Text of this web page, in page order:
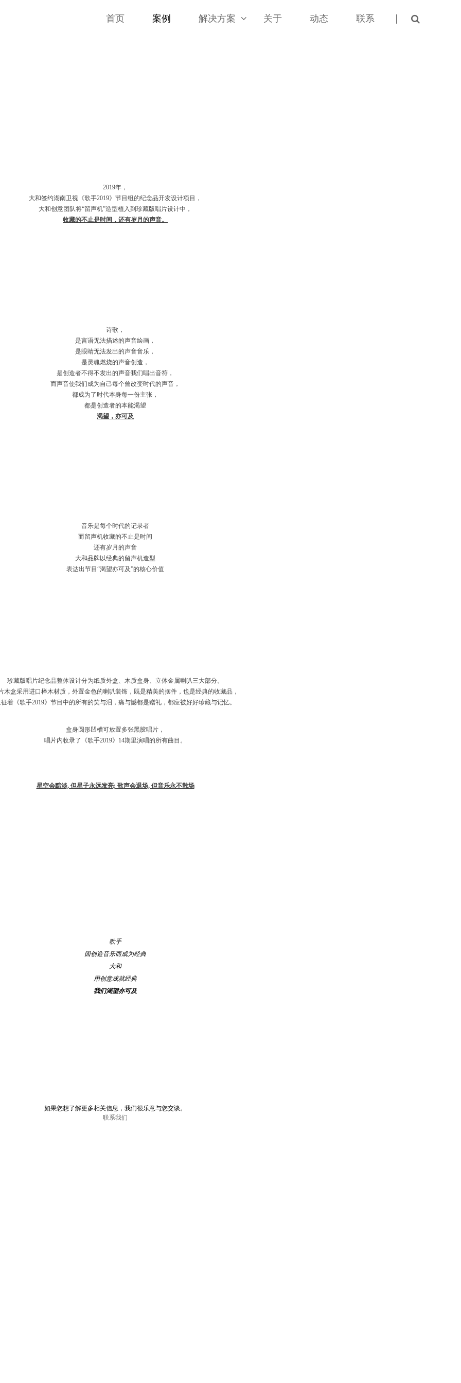
首页 案例 解决方案 关于 动态 联系
2019年，
大和签约湖南卫视《歌手2019》节目组的纪念品开发设计项目，
大和创意团队将“留声机”造型植入到珍藏版唱片设计中，
收藏的不止是时间，还有岁月的声音。
诗歌，
是言语无法描述的声音绘画，
是眼睛无法发出的声音音乐，
是灵魂燃烧的声音创造，
是创造者不得不发出的声音我们唱出音符，
而声音使我们成为自己每个曾改变时代的声音，
都成为了时代本身每一份主张，
都是创造者的本能渴望
渴望，亦可及
音乐是每个时代的记录者
而留声机收藏的不止是时间
还有岁月的声音
大和品牌以经典的留声机造型
表达出节目“渴望亦可及”的核心价值
珍藏版唱片纪念品整体设计分为纸质外盒、木质盒身、立体金属喇叭三大部分。
木盒采用进口榉木材质，外置金色的喇叭装饰，既是精美的摆件，也是经典的收藏品，
着《歌手2019》节目中的所有的笑与泪，痛与憾都是赠礼，都应被好好珍藏与记忆。
盒身圆形凹槽可放置多张黑胶唱片，
唱片内收录了《歌手2019》14期里演唱的所有曲目。
星空会黯淡, 但星子永远发亮; 歌声会退场, 但音乐永不散场
歌手
因创造音乐而成为经典
大和
用创意成就经典
我们渴望亦可及
如果您想了解更多相关信息，我们很乐意与您交谈。
联系我们